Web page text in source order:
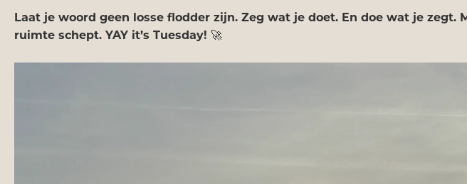
Laat je woord geen losse flodder zijn. Zeg wat je doet. En doe wat je zegt.
ruimte schept. YAY it’s Tuesday! 🚀